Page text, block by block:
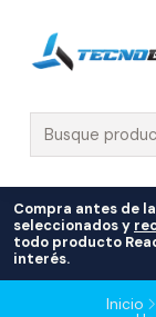
Compra antes de
seleccionados y
todo producto
interés.
Inicio